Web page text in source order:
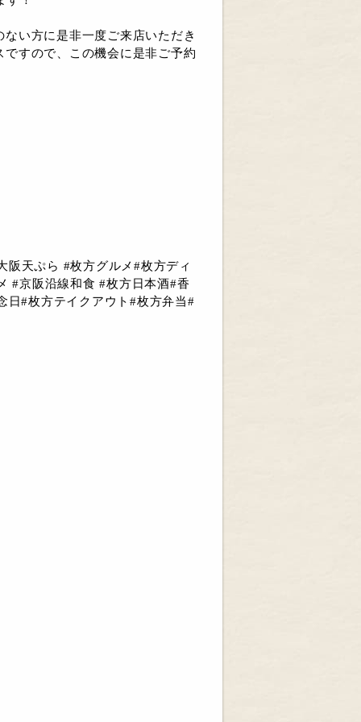
い方に是非一度ご来店いただき
すので、この機会に是非ご予約
阪天ぷら #枚方グルメ#枚方ディ
#京阪沿線和食 #枚方日本酒#香
日#枚方テイクアウト#枚方弁当#